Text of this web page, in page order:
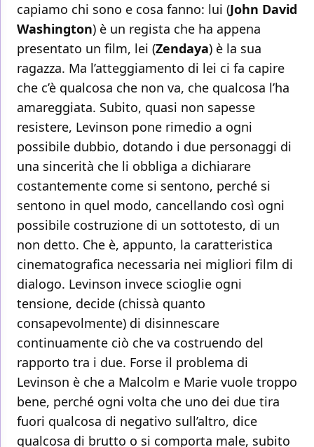
capiamo chi sono e cosa fanno: lui (John David
Washington) è un regista che ha appena
presentato un film, lei (Zendaya) è la sua
ragazza. Ma l’atteggiamento di lei ci fa capire
che c’è qualcosa che non va, che qualcosa l’ha
amareggiata. Subito, quasi non sapesse
resistere, Levinson pone rimedio a ogni
possibile dubbio, dotando i due personaggi di
una sincerità che li obbliga a dichiarare
costantemente come si sentono, perché si
sentono in quel modo, cancellando così ogni
possibile costruzione di un sottotesto, di un
non detto. Che è, appunto, la caratteristica
cinematografica necessaria nei migliori film di
dialogo. Levinson invece scioglie ogni
tensione, decide (chissà quanto
consapevolmente) di disinnescare
continuamente ciò che va costruendo del
rapporto tra i due. Forse il problema di
Levinson è che a Malcolm e Marie vuole troppo
bene, perché ogni volta che uno dei due tira
fuori qualcosa di negativo sull’altro, dice
qualcosa di brutto o si comporta male, subito